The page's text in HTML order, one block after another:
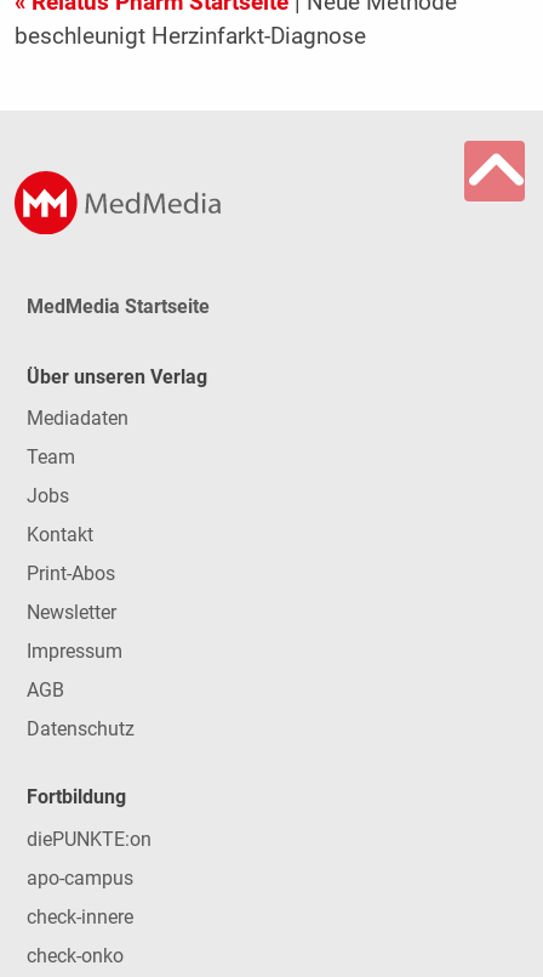
beschleunigt Herzinfarkt-Diagnose
MedMedia Startseite
Über unseren Verlag
Mediadaten
Team
Jobs
Kontakt
Print-Abos
Newsletter
Impressum
AGB
Datenschutz
Fortbildung
diePUNKTE:on
apo-campus
check-innere
check-onko